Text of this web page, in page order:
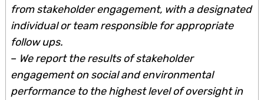
from stakeholder engagement, with a designated
individual or team responsible for appropriate
follow ups.
– We report the results of stakeholder
engagement on social and environmental
performance to the highest level of oversight in